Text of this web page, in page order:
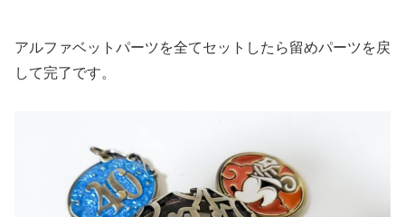
アルファベットパーツを全てセットしたら留めパーツを戻
して完了です。